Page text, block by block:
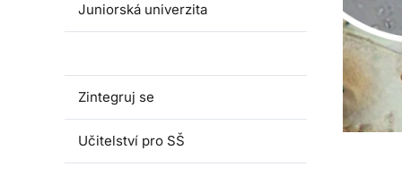
Juniorská univerzita
Zintegruj se
Učitelství pro SŠ